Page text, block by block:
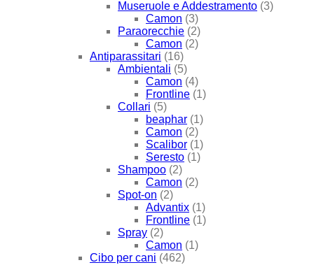
Museruole e Addestramento (3)
Camon (3)
Paraorecchie (2)
Camon (2)
Antiparassitari (16)
Ambientali (5)
Camon (4)
Frontline (1)
Collari (5)
beaphar (1)
Camon (2)
Scalibor (1)
Seresto (1)
Shampoo (2)
Camon (2)
Spot-on (2)
Advantix (1)
Frontline (1)
Spray (2)
Camon (1)
Cibo per cani (462)